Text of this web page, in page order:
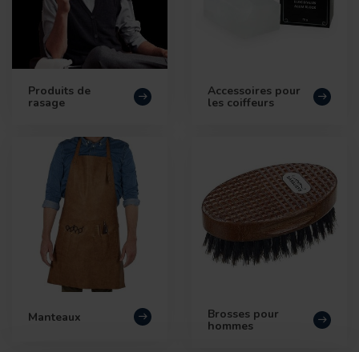
Produits de
rasage
Accessoires pour
les coiffeurs
Manteaux Brosses pour
hommes